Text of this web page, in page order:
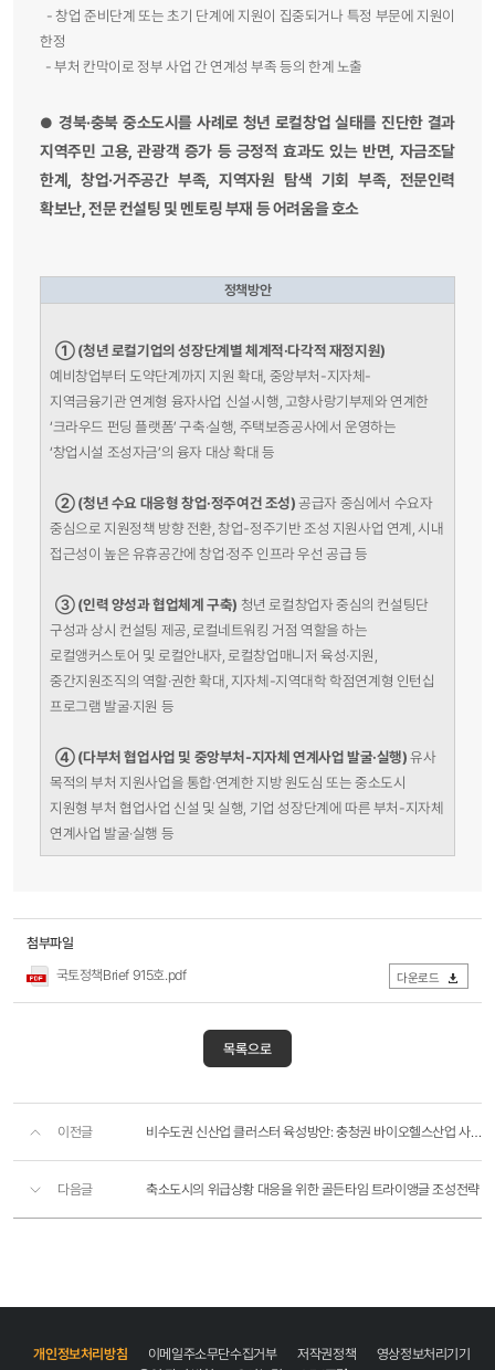
- 창업 준비단계 또는 초기 단계에 지원이 집중되거나 특정 부문에 지원이
한정
- 부처 칸막이로 정부 사업 간 연계성 부족 등의 한계 노출
● 경북·충북 중소도시를 사례로 청년 로컬창업 실태를 진단한 결과
지역주민 고용, 관광객 증가 등 긍정적 효과도 있는 반면, 자금조달
한계, 창업·거주공간 부족, 지역자원 탐색 기회 부족, 전문인력
확보난, 전문 컨설팅 및 멘토링 부재 등 어려움을 호소
정책방안
①(청년 로컬기업의 성장단계별 체계적·다각적 재정지원)
예비창업부터 도약단계까지 지원 확대, 중앙부처-지자체-
지역금융기관 연계형 융자사업 신설·시행, 고향사랑기부제와 연계한
‘크라우드 펀딩 플랫폼’ 구축·실행, 주택보증공사에서 운영하는
‘창업시설 조성자금’의 융자 대상 확대 등
②(청년 수요 대응형 창업·정주여건 조성)공급자 중심에서 수요자
중심으로 지원정책 방향 전환, 창업-정주기반 조성 지원사업 연계, 시내
접근성이 높은 유휴공간에 창업·정주 인프라 우선 공급 등
③(인력 양성과 협업체계 구축) 청년 로컬창업자 중심의 컨설팅단
구성과 상시 컨설팅 제공, 로컬네트워킹 거점 역할을 하는
로컬앵커스토어 및 로컬안내자, 로컬창업매니저 육성·지원,
중간지원조직의 역할·권한 확대, 지자체-지역대학 학점연계형 인턴십
프로그램 발굴·지원 등
④(다부처 협업사업 및 중앙부처-지자체 연계사업 발굴·실행)유사
목적의 부처 지원사업을 통합·연계한 지방 원도심 또는 중소도시
지원형 부처 협업사업 신설 및 실행, 기업 성장단계에 따른 부처-지자체
연계사업 발굴·실행 등
첨부파일
국토정책Brief 915호.pdf
다운로드
목록으로
이전글 비수도권 신산업 클러스터 육성방안: 충청권 바이오헬스산업 사례
다음글 축소도시의 위급상황 대응을 위한 골든타임 트라이앵글 조성전략
개인정보처리방침 이메일주소무단수집거부 저작권정책
영상정보처리기기